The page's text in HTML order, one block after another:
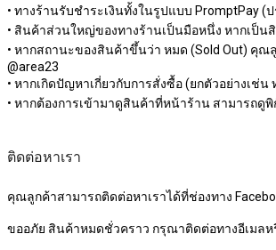
• ทางร้านรับชำระเงินทั้งในรูปแบบ PromptPay (
• สินค้าส่วนใหญ่ของทางร้านเป็นมือหนึ่ง หากเป็น
• หากสถานะของสินค้าขึ้นว่า หมด (Sold Out) คุณ
@area23
• หากเกิดปัญหาเกี่ยวกับการสั่งซื้อ (ยกตัวอย่างเ
• หากต้องการเข้ามาดูสินค้าที่หน้าร้าน สามารถดูพิ
ติดต่อหาเรา
คุณลูกค้าสามารถติดต่อหาเราได้ที่ช่องทาง
ขออภัย สินค้าหมดชั่วคราว กรุณาติดต่อทางอีเมลห